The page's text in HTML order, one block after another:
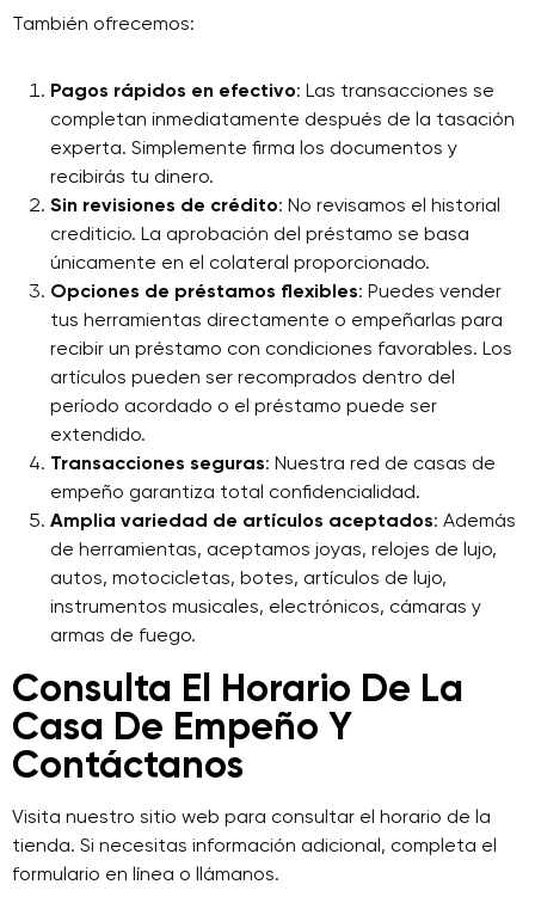
También ofrecemos:
Pagos rápidos en efectivo: Las transacciones se
completan inmediatamente después de la tasación
experta. Simplemente firma los documentos y
recibirás tu dinero.
Sin revisiones de crédito: No revisamos el historial
crediticio. La aprobación del préstamo se basa
únicamente en el colateral proporcionado.
Opciones de préstamos flexibles: Puedes vender
tus herramientas directamente o empeñarlas para
recibir un préstamo con condiciones favorables. Los
artículos pueden ser recomprados dentro del
período acordado o el préstamo puede ser
extendido.
Transacciones seguras: Nuestra red de casas de
empeño garantiza total confidencialidad.
Amplia variedad de artículos aceptados: Además
de herramientas, aceptamos joyas, relojes de lujo,
autos, motocicletas, botes, artículos de lujo,
instrumentos musicales, electrónicos, cámaras y
armas de fuego.
Consulta El Horario De La
Casa De Empeño Y
Contáctanos
Visita nuestro sitio web para consultar el horario de la
tienda. Si necesitas información adicional, completa el
formulario en línea o llámanos.